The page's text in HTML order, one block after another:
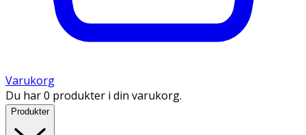
Varukorg
Du har 0 produkter i din varukorg.
Produkter